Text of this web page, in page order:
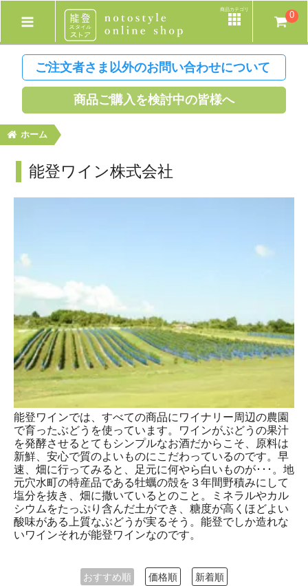
商品カテゴリ
0
ご注文者さま以外のお問い合わせについて
商品ご購入を検討中の皆様へ
ホーム
能登ワイン株式会社
能登ワインでは、すべての商品にワイナリー周辺の農園
で育ったぶどうを使っています。ワインがぶどうの果汁
を発酵させるとてもシンプルなお酒だからこそ、原料は
新鮮、安心で質のよいものにこだわっているのです。早
速、畑に行ってみると、足元に何やら白いものが･･･。地
元穴水町の特産品である牡蠣の殻を３年間野積みにして
塩分を抜き、畑に撒いているとのこと。ミネラルやカル
シウムをたっぷり含んだ土ができ、糖度が高くほどよい
酸味がある上質なぶどうが実るそう。能登でしか造れな
いワインそれが能登ワインなのです。
おすすめ順 価格順 新着順